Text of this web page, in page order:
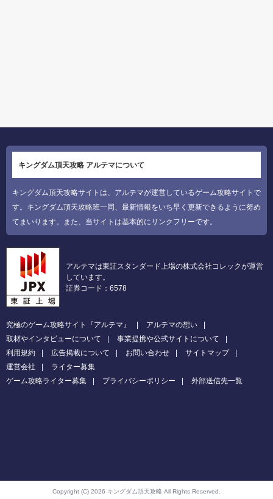
キングダム頂天攻略 アルテマについて
キングダム頂天攻略サイトは、アルテマが運営しているゲーム攻略サイトで
す。キングダム頂天攻略班一同、最新情報をいち早く更新できるように努め
てまいります。また、当サイトは基本的にリンクフリーです。
アルテマは東証スタンダード上場の株式会社コレックが運営
しています。
証券コード：6578
究極のゲーム攻略サイト『アルテマ』
アルテマの想い
取材やインタビューについて
事業提携や公式サイトについて
利用規約
広告掲載について お問い合わせ
サイトマップ
運営会社
ライター募集
ゲーム攻略ライター募集
プライバシーポリシー 外部送信先一覧
Copyright (C) 2026 キングダム頂天攻略 All Rights Reserved.